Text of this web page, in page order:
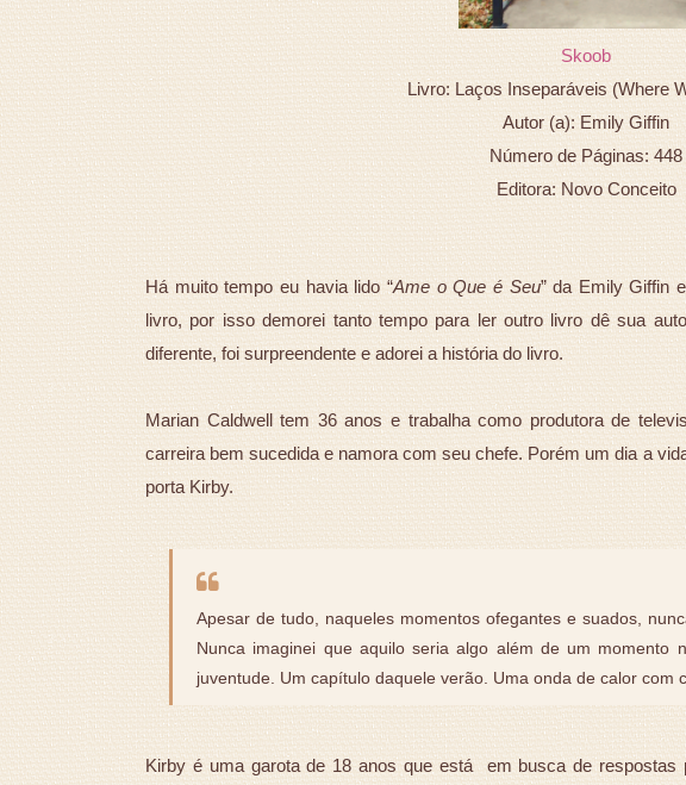
Skoob
Livro: Laços Inseparáveis (Where
Autor (a): Emily Giffin
Número de Páginas: 448
Editora: Novo Conceito
Há muito tempo eu havia lido “Ame o Que é Seu” da Emily Giffin
livro, por isso demorei tanto tempo para ler outro livro dê sua
diferente, foi surpreendente e adorei a história do livro.
Marian Caldwell tem 36 anos e trabalha como produtora de
carreira bem sucedida e namora com seu chefe. Porém um dia a
porta Kirby.
Apesar de tudo, naqueles momentos ofegantes e suados,
Nunca imaginei que aquilo seria algo além de um momento
juventude. Um capítulo daquele verão. Uma onda de calor com
Kirby é uma garota de 18 anos que está em busca de respostas